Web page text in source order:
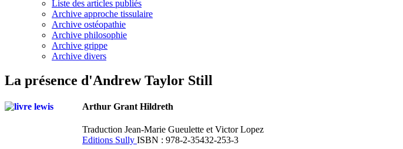
Liste des articles publiés
Archive approche tissulaire
Archive ostéopathie
Archive philosophie
Archive grippe
Archive divers
La présence d'Andrew Taylor Still
Arthur Grant Hildreth
Traduction Jean-Marie Gueulette et Victor Lopez
Editions Sully ISBN : 978-2-35432-253-3